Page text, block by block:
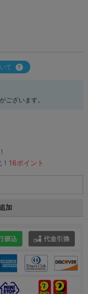
て
ございます。
16ポイント
加